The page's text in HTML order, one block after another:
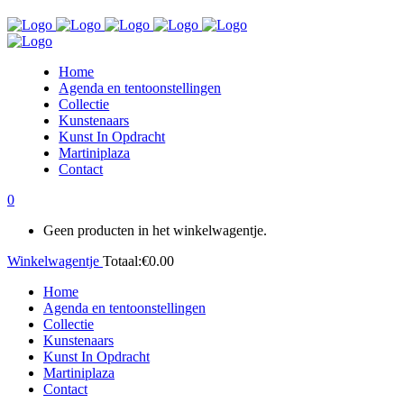
Home
Agenda en tentoonstellingen
Collectie
Kunstenaars
Kunst In Opdracht
Martiniplaza
Contact
0
Geen producten in het winkelwagentje.
Winkelwagentje Totaal:€0.00
Home
Agenda en tentoonstellingen
Collectie
Kunstenaars
Kunst In Opdracht
Martiniplaza
Contact